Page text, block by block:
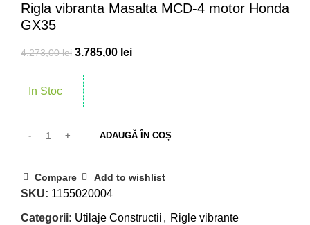
Rigla vibranta Masalta MCD-4 motor Honda
GX35
4.273,00lei 3.785,00 lei
In Stoc
ADAUGĂ ÎN COȘ
Compare Add to wishlist
SKU: 1155020004
Categorii: Utilaje Constructii , Rigle vibrante